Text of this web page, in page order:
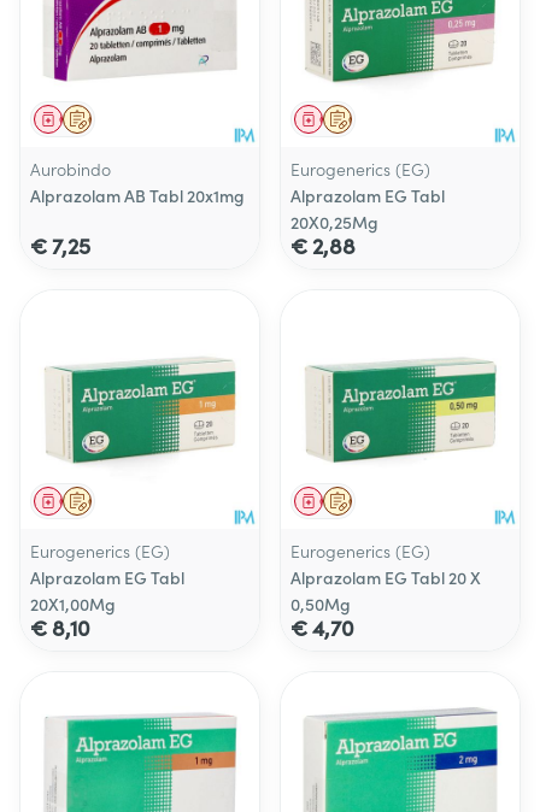
Op voorschrift
Geneesmiddel
Aurobindo
Alprazolam AB Tabl 20x1mg
€ 7,25
Op voorschrift
Geneesmiddel
Eurogenerics (EG)
Alprazolam EG Tabl
20X0,25Mg
€ 2,88
Op voorschrift
Geneesmiddel
Eurogenerics (EG)
Alprazolam EG Tabl
20X1,00Mg
€ 8,10
Op voorschrift
Geneesmiddel
Eurogenerics (EG)
Alprazolam EG Tabl 20 X
0,50Mg
€ 4,70